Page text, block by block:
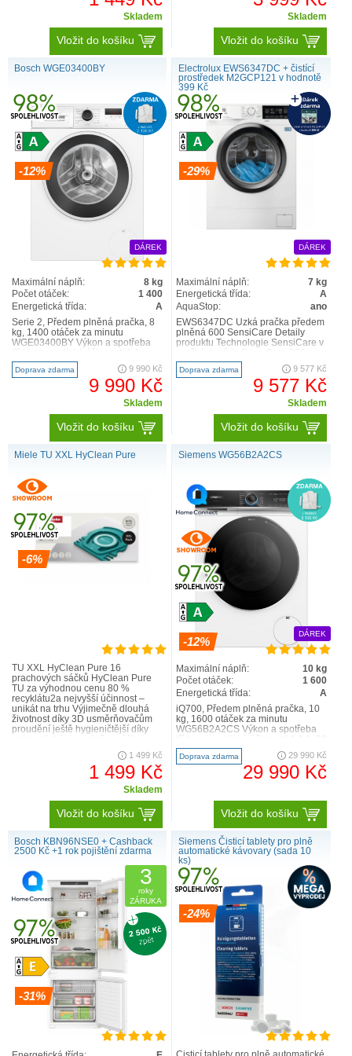
Skladem
Vložit do košíku
Skladem
Vložit do košíku
Bosch WGE03400BY
-12%
DÁREK
Maximální náplň:
8 kg
Počet otáček:
1 400
Energetická třída:
A
Serie 2, Předem plněná pračka, 8
kg, 1400 otáček za minutu
WGE03400BY Výkon a spotřeba
energie2 / voda3: 46 kW..
Doprava zdarma 9 990 Kč
9 990 Kč
Skladem
Vložit do košíku
Electrolux EWS6347DC + čistící
prostředek M2GCP121 v hodnotě
399 Kč
-29%
DÁREK
Maximální náplň:
7 kg
Energetická třída:
A
AquaStop:
ano
EWS6347DC Úzká pračka předem
plněná 600 SensiCare Detaily
produktu Technologie SensiCare v
automaticky nastaví dél..
Doprava zdarma 9 577 Kč
9 577 Kč
Skladem
Vložit do košíku
Miele TU XXL HyClean Pure
-6%
TU XXL HyClean Pure 16
prachových sáčků HyClean Pure
TU za výhodnou cenu 80 %
recyklátu2a nejvyšší účinnost –
unikát na trhu Výjimečně dlouhá
životnost díky 3D usměrňovačům
proudění ještě hygieničtější díky
HyClose ComfortFit3– nejnovější
1 499 Kč
1 499 Kč
Skladem
Vložit do košíku
Siemens WG56B2A2CS
-12%
DÁREK
Maximální náplň:
10 kg
Počet otáček:
1 600
Energetická třída:
A
iQ700, Předem plněná pračka, 10
kg, 1600 otáček za minutu
WG56B2A2CS Výkon a spotřeba
%: o 30 % účinnějš..
Doprava zdarma 29 990 Kč
29 990 Kč
Vložit do košíku
Bosch KBN96NSE0 + Cashback
2500 Kč +1 rok pojištění zdarma
-31%
3
roky
ZÁRUKA
Siemens Čisticí tablety pro plně
automatické kávovary (sada 10
ks)
-24%